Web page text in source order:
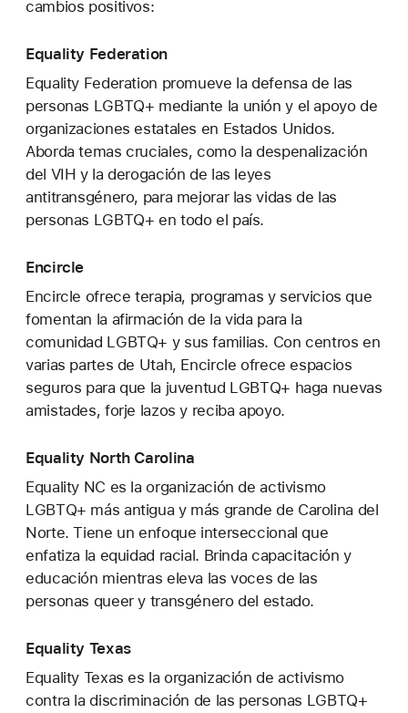
cambios positivos:
Equality Federation
Equality Federation promueve la defensa de las
personas LGBTQ+ mediante la unión y el apoyo de
organizaciones estatales en Estados Unidos.
Aborda temas cruciales, como la despenalización
del VIH y la derogación de las leyes
antitransgénero, para mejorar las vidas de las
personas LGBTQ+ en todo el país.
Encircle
Encircle ofrece terapia, programas y servicios que
fomentan la afirmación de la vida para la
comunidad LGBTQ+ y sus familias. Con centros en
varias partes de Utah, Encircle ofrece espacios
seguros para que la juventud LGBTQ+ haga nuevas
amistades, forje lazos y reciba apoyo.
Equality North Carolina
Equality NC es la organización de activismo
LGBTQ+ más antigua y más grande de Carolina del
Norte. Tiene un enfoque interseccional que
enfatiza la equidad racial. Brinda capacitación y
educación mientras eleva las voces de las
personas queer y transgénero del estado.
Equality Texas
Equality Texas es la organización de activismo
contra la discriminación de las personas LGBTQ+